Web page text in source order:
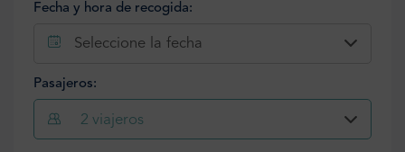
Fecha y hora de recogida:
Seleccione la fecha
Pasajeros:
2 viajeros